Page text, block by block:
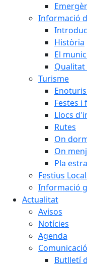
Informació
Història
El
Qualitat
Turisme
Festes i
Llocs
Rutes
On
On
Pla
Festius
Informació
Actualitat
Avisos
Notícies
Agenda
Comunicació
Butlletí